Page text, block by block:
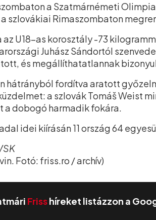
a Szatmárnémeti
szlovákiai Rimaszombaton
U18-as korosztály -73
Juhász Sándortól
és megállíthatatlannak
hátrányból fordítva aratott
a szlovák Tomáš Weist
dobogó harmadik fokára.
idei kiírásán 11 ország 64
Fotó: friss.ro / archív)
Frisshíreket listázzon a